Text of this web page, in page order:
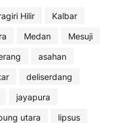
Hilir
Kalbar
Medan
Mesuji
asahan
deliserdang
jayapura
utara
lipsus